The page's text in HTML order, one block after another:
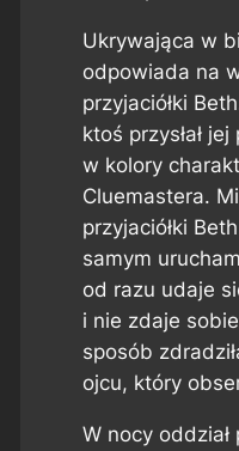
Ukrywająca w
odpowiada na
przyjaciółki
ktoś przysłał
w kolory
Cluemastera.
przyjaciółki
samym
od razu udaje
i nie zdaje
sposób
ojcu, który
W nocy